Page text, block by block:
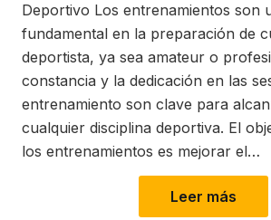
Deportivo Los entrenamientos son
fundamental en la preparación de
deportista, ya sea amateur o
constancia y la dedicación en las
entrenamiento son clave para
cualquier disciplina deportiva. El
los entrenamientos es mejorar el…
Leer más